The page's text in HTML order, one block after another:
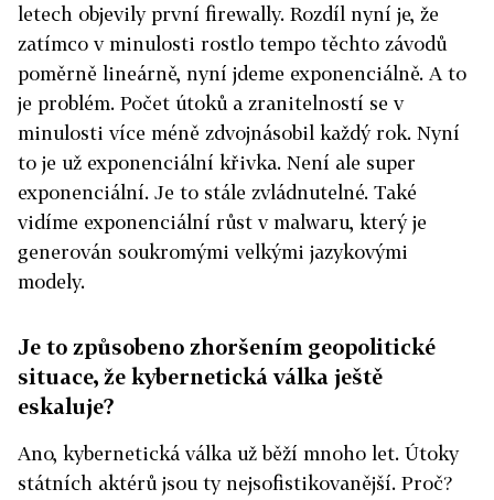
letech objevily první firewally. Rozdíl nyní je, že
zatímco v minulosti rostlo tempo těchto závodů
poměrně lineárně, nyní jdeme exponenciálně. A to
je problém. Počet útoků a zranitelností se v
minulosti více méně zdvojnásobil každý rok. Nyní
to je už exponenciální křivka. Není ale super
exponenciální. Je to stále zvládnutelné. Také
vidíme exponenciální růst v malwaru, který je
generován soukromými velkými jazykovými
modely.
Je to způsobeno zhoršením geopolitické
situace, že kybernetická válka ještě
eskaluje?
Ano, kybernetická válka už běží mnoho let. Útoky
státních aktérů jsou ty nejsofistikovanější. Proč?